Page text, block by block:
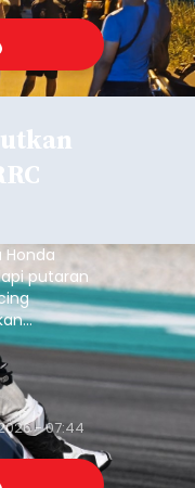
Honda
putaran
- 07:44